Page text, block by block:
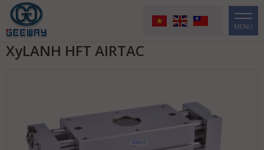
MENU
XyLANH HFT AIRTAC